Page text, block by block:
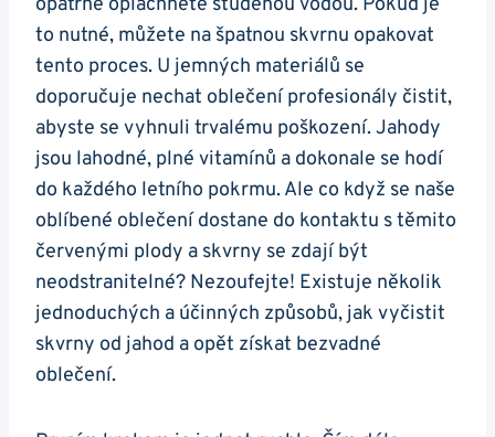
to nutné, můžete na špatnou ⁤skvrnu ⁤opakovat
tento proces. U jemných materiálů se
doporučuje nechat oblečení profesionály ‍čistit,
abyste se vyhnuli trvalému poškození. Jahody
jsou ‍lahodné, plné vitamínů a dokonale se hodí
do každého letního pokrmu. Ale co když se naše
oblíbené oblečení dostane do kontaktu s těmito
červenými plody a⁤ skvrny se zdají⁤ být
⁣neodstranitelné? Nezoufejte! Existuje několik
jednoduchých a účinných způsobů, jak vyčistit
skvrny od jahod a opět získat bezvadné
oblečení.